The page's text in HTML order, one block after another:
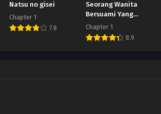
Natsu no gisei
Chapter 1
7.8
Seorang Wanita
Bersuami Yang
Terlilit Hutang
Chapter 1
8.9